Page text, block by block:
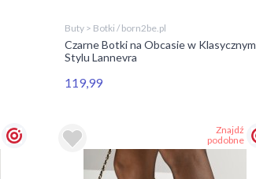
Buty > Botki / born2be.pl
Czarne Botki na Obcasie w Klasycznym
Stylu Lannevra
119,99
Znajdź
podobne